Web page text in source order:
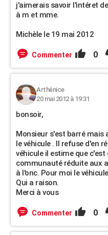
j'aimerais savoir l'intéret
à m et mme.
Michèle le 19 mai 2012
Commenter 0
Arthénice
20 mai 2012 à 19:31
bonsoir,
Monsieur s'est barré mais
le véhicule . Il refuse d'en
véhicule il estime que c'est
communauté réduite aux
à l'onc. Pour moi le
Qui a raison.
Merci à vous
Commenter 0